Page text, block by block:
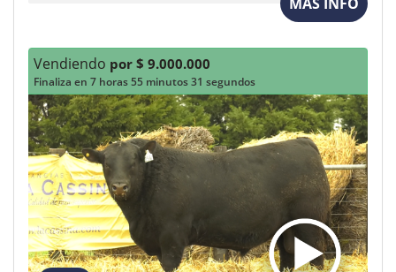
Vendiendo por $ 9.000.000
Finaliza en 7 horas 55 minutos 29 segundos